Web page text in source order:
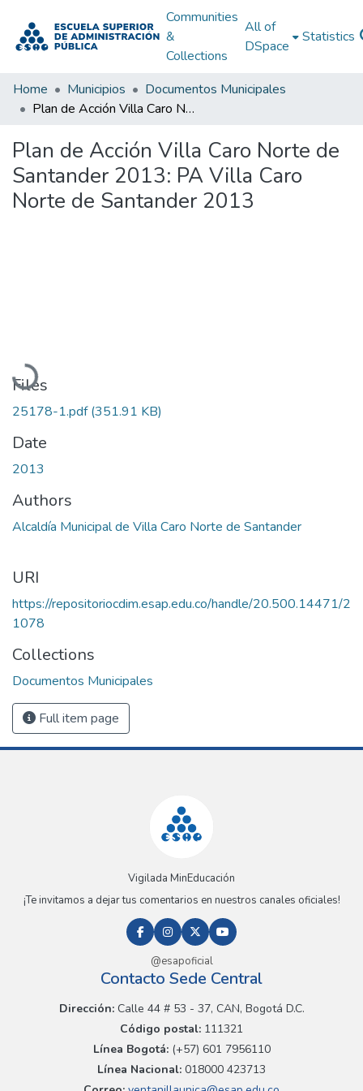
Communities
&
Collections
All of
DSpace
Statistics
Home Municipios
Documentos Municipales
Plan de Acción Villa Caro Norte de Santander 2013: PA Villa Caro Norte de Santander 2013
Plan de Acción Villa Caro Norte de
Santander 2013: PA Villa Caro
Norte de Santander 2013
Loading...
Files
25178-1.pdf(351.91 KB)
Date
2013
Authors
Alcaldía Municipal de Villa Caro Norte de Santander
URI
https://repositoriocdim.esap.edu.co/handle/20.500.14471/2
1078
Collections
Documentos Municipales
Full item page
Vigilada MinEducación
¡Te invitamos a dejar tus comentarios en nuestros canales oficiales!
@esapoficial
Contacto Sede Central
Dirección:Calle 44 # 53 - 37, CAN, Bogotá D.C.
Código postal: 111321
Línea Bogotá:(+57) 601 7956110
Línea Nacional: 018000 423713